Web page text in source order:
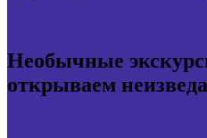
Необычные
открываем